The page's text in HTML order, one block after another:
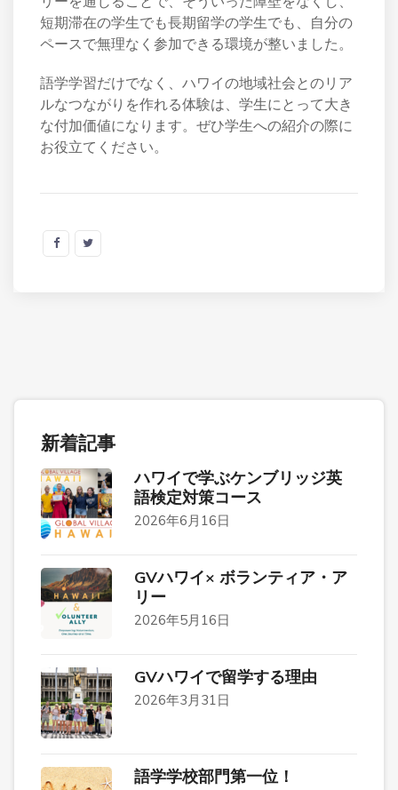
短期滞在の学生でも長期留学の学生でも、自分の
ペースで無理なく参加できる環境が整いました。
語学学習だけでなく、ハワイの地域社会とのリア
ルなつながりを作れる体験は、学生にとって大き
な付加価値になります。ぜひ学生への紹介の際に
お役立てください。
新着記事
ハワイで学ぶケンブリッジ英
語検定対策コース
2026年6月16日
GVハワイ× ボランティア・ア
リー
2026年5月16日
GVハワイで留学する理由
2026年3月31日
語学学校部門第一位！